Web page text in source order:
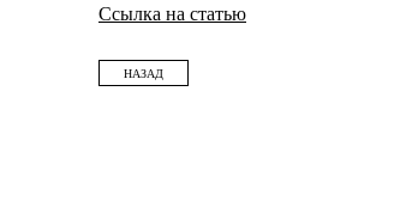
Ссылка на статью
НАЗАД